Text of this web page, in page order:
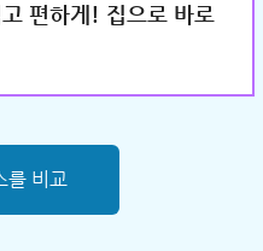
편하게! 집으로 바로
를 비교